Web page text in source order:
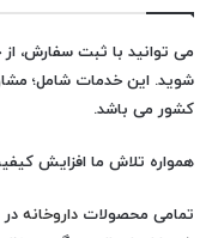
می توانید با ثبت سفارش،
شوید. این خدمات شامل؛
کشور می باشد.
همواره تلاش ما افزایش
تمامی محصولات داروخانه